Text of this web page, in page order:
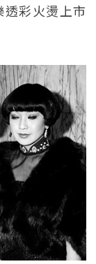
透彩火燙上市